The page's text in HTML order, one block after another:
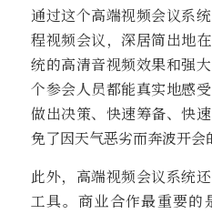
通过这个高端视频会议系
程视频会议，深居简出地
统的高清音视频效果和强
个参会人员都能真实地感
做出决策、快速筹备、快
免了因天气恶劣而奔波开会
此外，高端视频会议系统
工具。商业合作最重要的